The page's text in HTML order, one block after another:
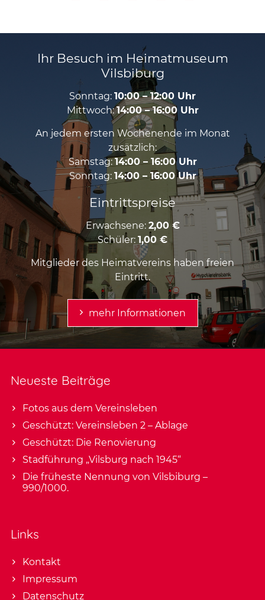
Ihr Besuch im Heimatmuseum
Vilsbiburg
Sonntag: 10:00 – 12:00 Uhr
Mittwoch:14:00 – 16:00 Uhr
An jedem ersten Wochenende im Monat
zusätzlich:
Samstag: 14:00 – 16:00 Uhr
Sonntag: 14:00 – 16:00 Uhr
Eintrittspreise
Erwachsene: 2,00 €
Schüler: 1,00 €
Mitglieder des Heimatvereins haben freien
Eintritt.
mehr Informationen
Neueste Beiträge
Fotos aus dem Vereinsleben
Geschützt: Vereinsleben 2 – Ablage
Geschützt: Die Renovierung
Stadführung „Vilsburg nach 1945“
Die früheste Nennung von Vilsbiburg –
990/1000.
Links
Kontakt
Impressum
Datenschutz